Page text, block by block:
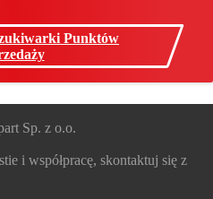
Punktów
Sp. z o.o.
i współpracę, skontaktuj się z